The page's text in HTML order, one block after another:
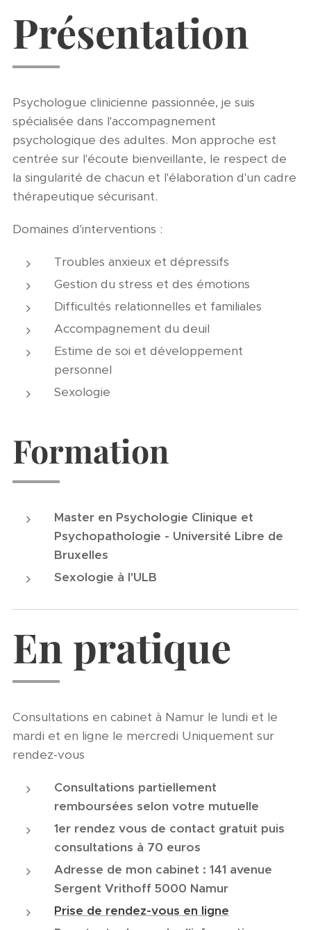
Présentation
Psychologue clinicienne passionnée, je suis
spécialisée dans l'accompagnement
psychologique des adultes. Mon approche est
centrée sur l'écoute bienveillante, le respect de
la singularité de chacun et l'élaboration d'un cadre
thérapeutique sécurisant.
Domaines d'interventions :
Troubles anxieux et dépressifs
Gestion du stress et des émotions
Difficultés relationnelles et familiales
Accompagnement du deuil
Estime de soi et développement
personnel
Sexologie
Formation
Master en Psychologie Clinique et
Psychopathologie - Université Libre de
Bruxelles
Sexologie à l'ULB
En pratique
Consultations en cabinet à Namur le lundi et le
mardi et en ligne le mercredi Uniquement sur
rendez-vous
Consultations partiellement
remboursées selon votre mutuelle
1er rendez vous de contact gratuit puis
consultations à 70 euros
Adresse de mon cabinet : 141 avenue
Sergent Vrithoff 5000 Namur
Prise de rendez-vous en ligne